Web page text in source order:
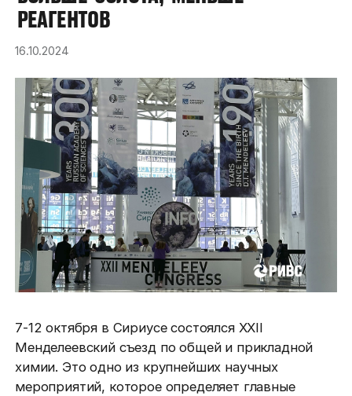
РЕАГЕНТОВ
16.10.2024
7-12 октября в Сириусе состоялся XXII
Менделеевский съезд по общей и прикладной
химии. Это одно из крупнейших научных
мероприятий, которое определяет главные